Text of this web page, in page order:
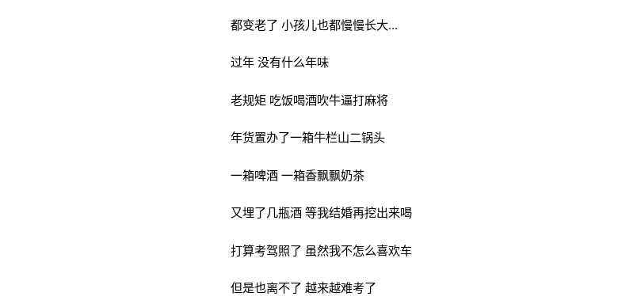
都变老了 小孩儿也都慢慢长大...
过年 没有什么年味
老规矩 吃饭喝酒吹牛逼打麻将
年货置办了一箱牛栏山二锅头
一箱啤酒 一箱香飘飘奶茶
又埋了几瓶酒 等我结婚再挖出来喝
打算考驾照了 虽然我不怎么喜欢车
但是也离不了 越来越难考了